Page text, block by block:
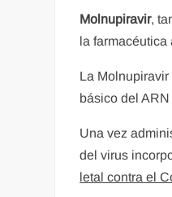
Molnupiravir,
la farmacéutica
La
básico del
Una vez
del virus
letal contra el